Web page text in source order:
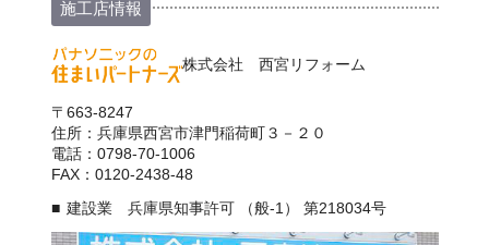
施工店情報
株式会社 西宮リフォーム
〒663-8247
住所：兵庫県西宮市津門稲荷町３－２０
電話：0798-70-1006
FAX：0120-2438-48
建設業 兵庫県知事許可 （般-1） 第218034号